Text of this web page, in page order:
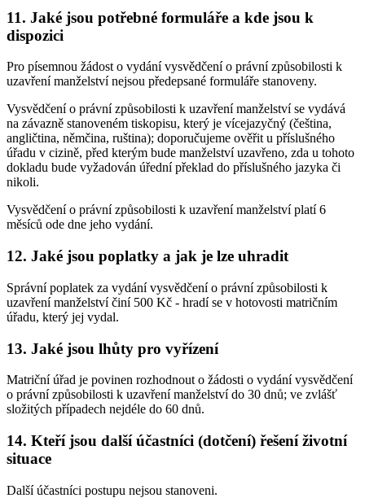
11. Jaké jsou potřebné formuláře a kde jsou k
dispozici
Pro písemnou žádost o vydání vysvědčení o právní způsobilosti k
uzavření manželství nejsou předepsané formuláře stanoveny.
Vysvědčení o právní způsobilosti k uzavření manželství se vydává
na závazně stanoveném tiskopisu, který je vícejazyčný (čeština,
angličtina, němčina, ruština); doporučujeme ověřit u příslušného
úřadu v cizině, před kterým bude manželství uzavřeno, zda u tohoto
dokladu bude vyžadován úřední překlad do příslušného jazyka či
nikoli.
Vysvědčení o právní způsobilosti k uzavření manželství platí 6
měsíců ode dne jeho vydání.
12. Jaké jsou poplatky a jak je lze uhradit
Správní poplatek za vydání vysvědčení o právní způsobilosti k
uzavření manželství činí 500 Kč - hradí se v hotovosti matričním
úřadu, který jej vydal.
13. Jaké jsou lhůty pro vyřízení
Matriční úřad je povinen rozhodnout o žádosti o vydání vysvědčení
o právní způsobilosti k uzavření manželství do 30 dnů; ve zvlášť
složitých případech nejdéle do 60 dnů.
14. Kteří jsou další účastníci (dotčení) řešení životní
situace
Další účastníci postupu nejsou stanoveni.